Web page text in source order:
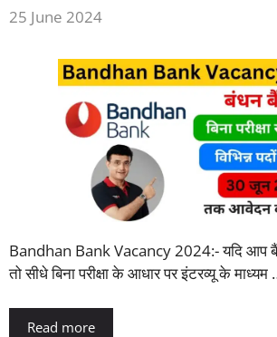
25 June 2024
Bandhan Bank Vacancy 2024:- यदि आप
तो सीधे बिना परीक्षा के आधार पर इंटरव्यू के माध्यम
Read more